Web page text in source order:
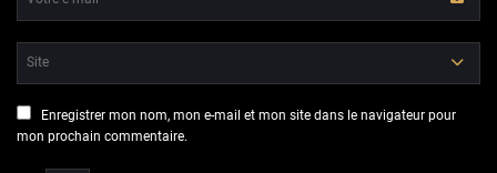
Enregistrer mon nom, mon e-mail et mon site dans le navigateur pour
mon prochain commentaire.